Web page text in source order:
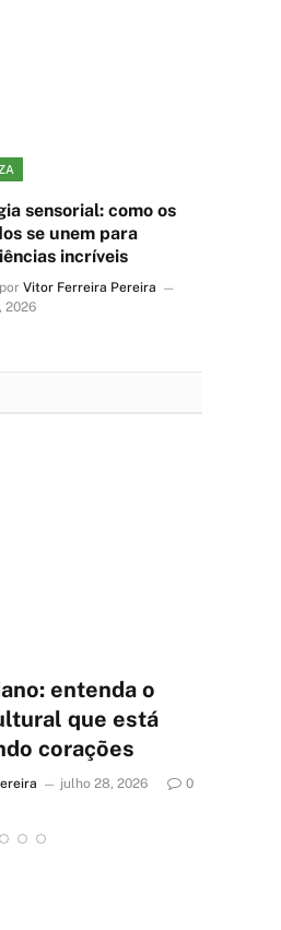
sensorial: como os
se unem para
incríveis
Vitor Ferreira Pereira
2026
entenda o
que está
corações
julho 28, 2026 0